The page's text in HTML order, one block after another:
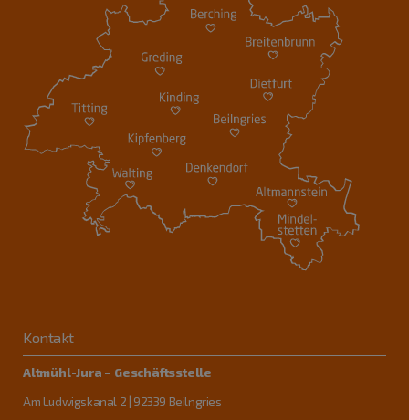
Kontakt
Altmühl-Jura – Geschäftsstelle
Am Ludwigskanal 2 | 92339 Beilngries